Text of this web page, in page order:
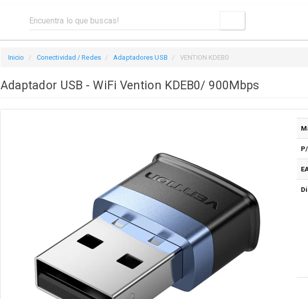
Inicio Conectividad / Redes Adaptadores USB VENTION KDEB0
Adaptador USB - WiFi Vention KDEB0/ 900Mbps